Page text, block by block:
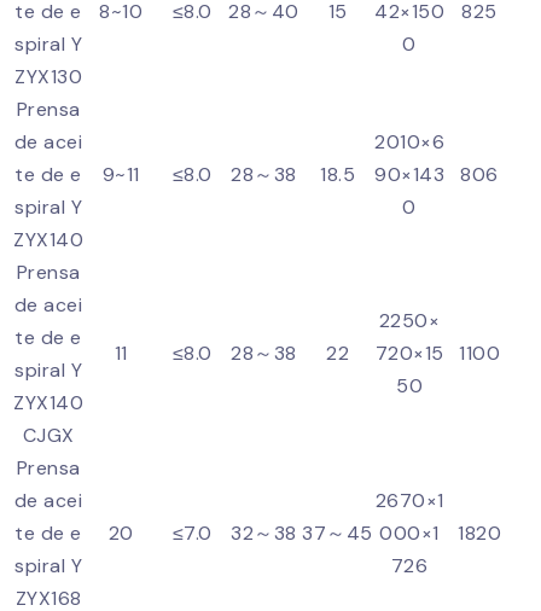
te de e
spiral Y
ZYX130
8~10 ≤8.0 28～40 15
42×150
0
825
Prensa
de acei
te de e
spiral Y
ZYX140
9~11 ≤8.0 28～38 18.5
2010×6
90×143
0
806
Prensa
de acei
te de e
spiral Y
ZYX140
CJGX
11 ≤8.0 28～38 22
2250×
720×15
50
1100
Prensa
de acei
te de e
spiral Y
ZYX168
20 ≤7.0 32～38 37～45
2670×1
000×1
726
1820